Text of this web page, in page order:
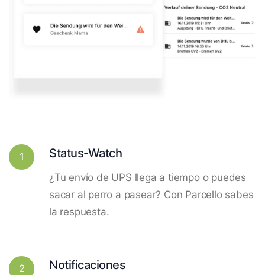
1 Status-Watch
¿Tu envío de UPS llega a tiempo o puedes
sacar al perro a pasear? Con Parcello sabes
la respuesta.
2 Notificaciones